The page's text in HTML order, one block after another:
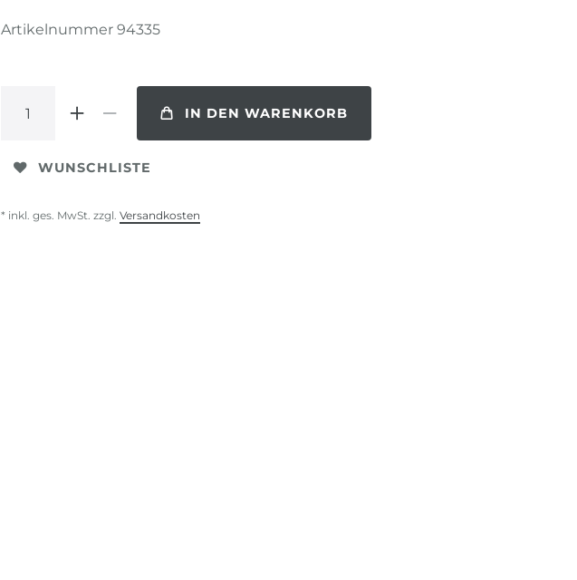
Artikelnummer 94335
IN DEN WARENKORB
WUNSCHLISTE
* inkl. ges. MwSt. zzgl. Versandkosten